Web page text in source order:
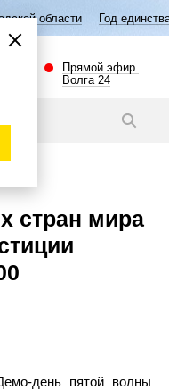
Год единства народов
Прямой эфир.
Волга 24
стран мира
день пятой волны